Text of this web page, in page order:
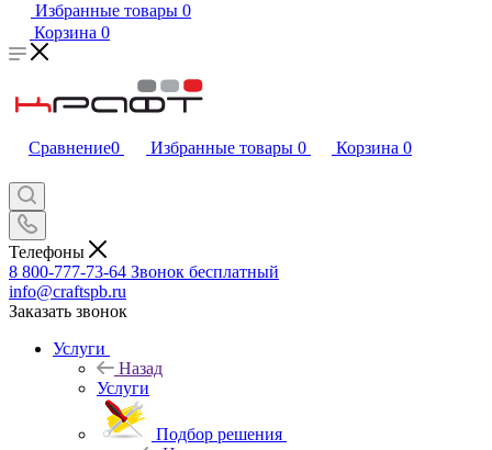
Избранные товары 0
Корзина 0
Сравнение0 Избранные товары 0 Корзина 0
Телефоны
8 800-777-73-64 Звонок бесплатный
info@craftspb.ru
Заказать звонок
Услуги
Назад
Услуги
Подбор решения